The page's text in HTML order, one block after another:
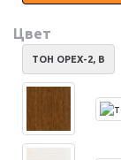
Цвет
ТОН ОРЕХ-2, B